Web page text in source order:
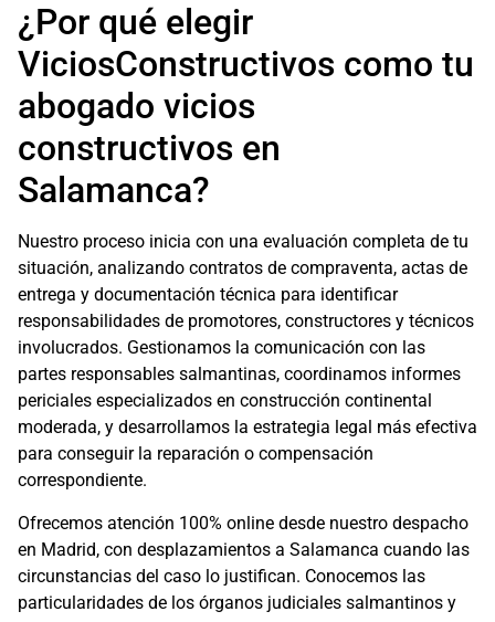
¿Por qué elegir
ViciosConstructivos como tu
abogado vicios
constructivos en
Salamanca?
Nuestro proceso inicia con una evaluación completa de tu
situación, analizando contratos de compraventa, actas de
entrega y documentación técnica para identificar
responsabilidades de promotores, constructores y técnicos
involucrados. Gestionamos la comunicación con las
partes responsables salmantinas, coordinamos informes
periciales especializados en construcción continental
moderada, y desarrollamos la estrategia legal más efectiva
para conseguir la reparación o compensación
correspondiente.
Ofrecemos atención 100% online desde nuestro despacho
en Madrid, con desplazamientos a Salamanca cuando las
circunstancias del caso lo justifican. Conocemos las
particularidades de los órganos judiciales salmantinos y